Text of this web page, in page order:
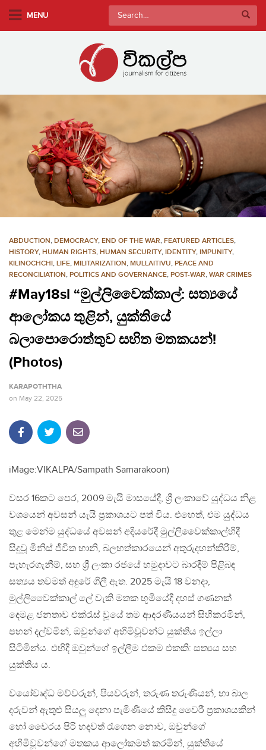
m
e
MENU
Search
for:
ABDUCTION, DEMOCRACY, END OF THE WAR, FEATURED ARTICLES,
HISTORY, HUMAN RIGHTS, HUMAN SECURITY, IDENTITY, IMPUNITY,
KILINOCHCHI, LIFE, MILITARIZATION, MULLAITIVU, PEACE AND
RECONCILIATION, POLITICS AND GOVERNANCE, POST-WAR, WAR CRIMES
#May18sl “මුල්ලිවෛක්කාල්: සත්‍යයේ
ආලෝකය තුළින්, යුක්තියේ
බලාපොරොත්තුව සහිත මතකයන්!
(Photos)
KARAPOTHTHA
on May 22, 2025
iMage:VIKALPA/Sampath Samarakoon)
වසර 16කට පෙර, 2009 මැයි මාසයේදී, ශ්‍රී ලංකාවේ යුද්ධය නිළ
වශයෙන් අවසන් යැයි ප්‍රකාශයට පත් විය. එහෙත්, එම යුද්ධය
තුළ මෙන්ම යුද්ධයේ අවසන් අදියරේදී මුල්ලිවෛක්කාල්හිදී
සිදුවූ මිනිස් ජීවිත හානි, බලහත්කාරයෙන් අතුරුදහන්කිරීම්,
පැහැරගැනීම්, සහ ශ්‍රී ලංකා රජයේ හමුදාවට බාරදීම් පිළිබඳ
සත්‍යය තවමත් අඳුරේ ගිලී ඇත. 2025 මැයි 18 වනදා,
මුල්ලිවෛක්කාල් ලේ වැකි මතක භූමියේදී දහස් ගණනක්
දෙමළ ජනතාව එක්රැස් වූයේ තම ආදරණීයයන් සිහිකරමින්,
පහන් දල්වමින්, ඔවුන්ගේ අහිමිවූවන්ට යුක්තිය ඉල්ලා
සිටිමින්ය. එහිදී ඔවුන්ගේ ඉල්ලීම එකම එකකි: සත්‍යය සහ
යුක්තිය ය.
වයෝවෘද්ධ මව්වරුන්, පියවරුන්, තරුණ තරුණියන්, හා බාල
දරුවන් ඇතුළු සියලු දෙනා පැමිණියේ කිසිදු වෛරී ප්‍රකාශයකින්
හෝ වෛරය පිරි හදවත් රැගෙන නොව, ඔවුන්ගේ
අහිමිවූවන්ගේ මතකය ආලෝකමත් කරමින්, යුක්තියේ